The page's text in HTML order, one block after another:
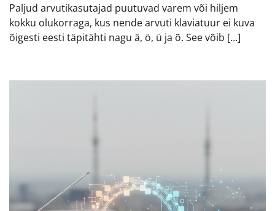
Paljud arvutikasutajad puutuvad varem või hiljem
kokku olukorraga, kus nende arvuti klaviatuur ei kuva
õigesti eesti täpitähti nagu ä, ö, ü ja õ. See võib […]